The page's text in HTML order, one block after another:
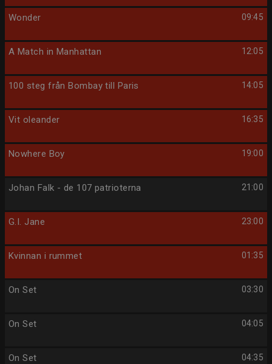
09:45
Wonder
12:05
A Match in Manhattan
14:05
100 steg från Bombay till Paris
16:35
Vit oleander
19:00
Nowhere Boy
21:00
Johan Falk - de 107 patrioterna
23:00
G.I. Jane
01:35
Kvinnan i rummet
03:30
On Set
04:05
On Set
04:35
On Set